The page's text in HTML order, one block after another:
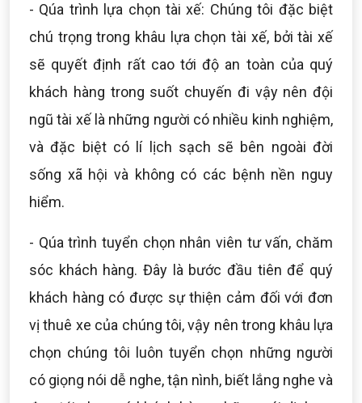
- Qúa trình lựa chọn tài xế: Chúng tôi đặc biệt
chú trọng trong khâu lựa chọn tài xế, bởi tài xế
sẽ quyết định rất cao tới độ an toàn của quý
khách hàng trong suốt chuyến đi vậy nên đội
ngũ tài xế là những người có nhiều kinh nghiệm,
và đặc biệt có lí lịch sạch sẽ bên ngoài đời
sống xã hội và không có các bệnh nền nguy
hiểm.
- Qúa trình tuyển chọn nhân viên tư vấn, chăm
sóc khách hàng. Đây là bước đầu tiên để quý
khách hàng có được sự thiện cảm đối với đơn
vị thuê xe của chúng tôi, vậy nên trong khâu lựa
chọn chúng tôi luôn tuyển chọn những người
có giọng nói dễ nghe, tận nình, biết lắng nghe và